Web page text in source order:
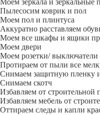
Моем зеркала и зеркальные
Пылесосим коврик и пол
Моем пол и плинтуса
Аккуратно расставляем
Моем все шкафы и ящики
Моем двери
Моем розетки/ выключатели
Протираем от пыли все
Снимаем защитную пленку
Снимаем скотч
Избавляем от
Избавляем мебель от
Оттираем следы и капли